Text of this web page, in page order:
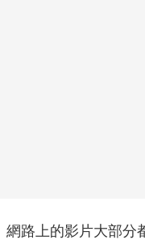
網路上的影片大部分